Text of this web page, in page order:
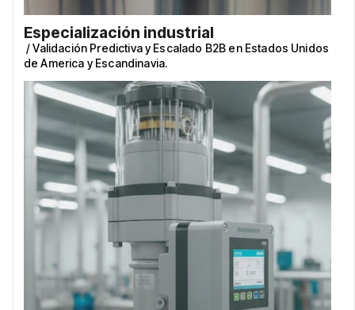
Especialización industrial
/Validación Predictiva y Escalado B2B en Estados Unidos
de America y Escandinavia.